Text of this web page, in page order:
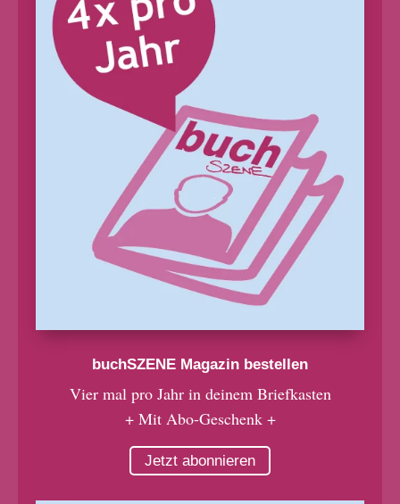
buchSZENE Magazin bestellen
Vier mal pro Jahr in deinem Briefkasten
+ Mit Abo-Geschenk +
Jetzt abonnieren